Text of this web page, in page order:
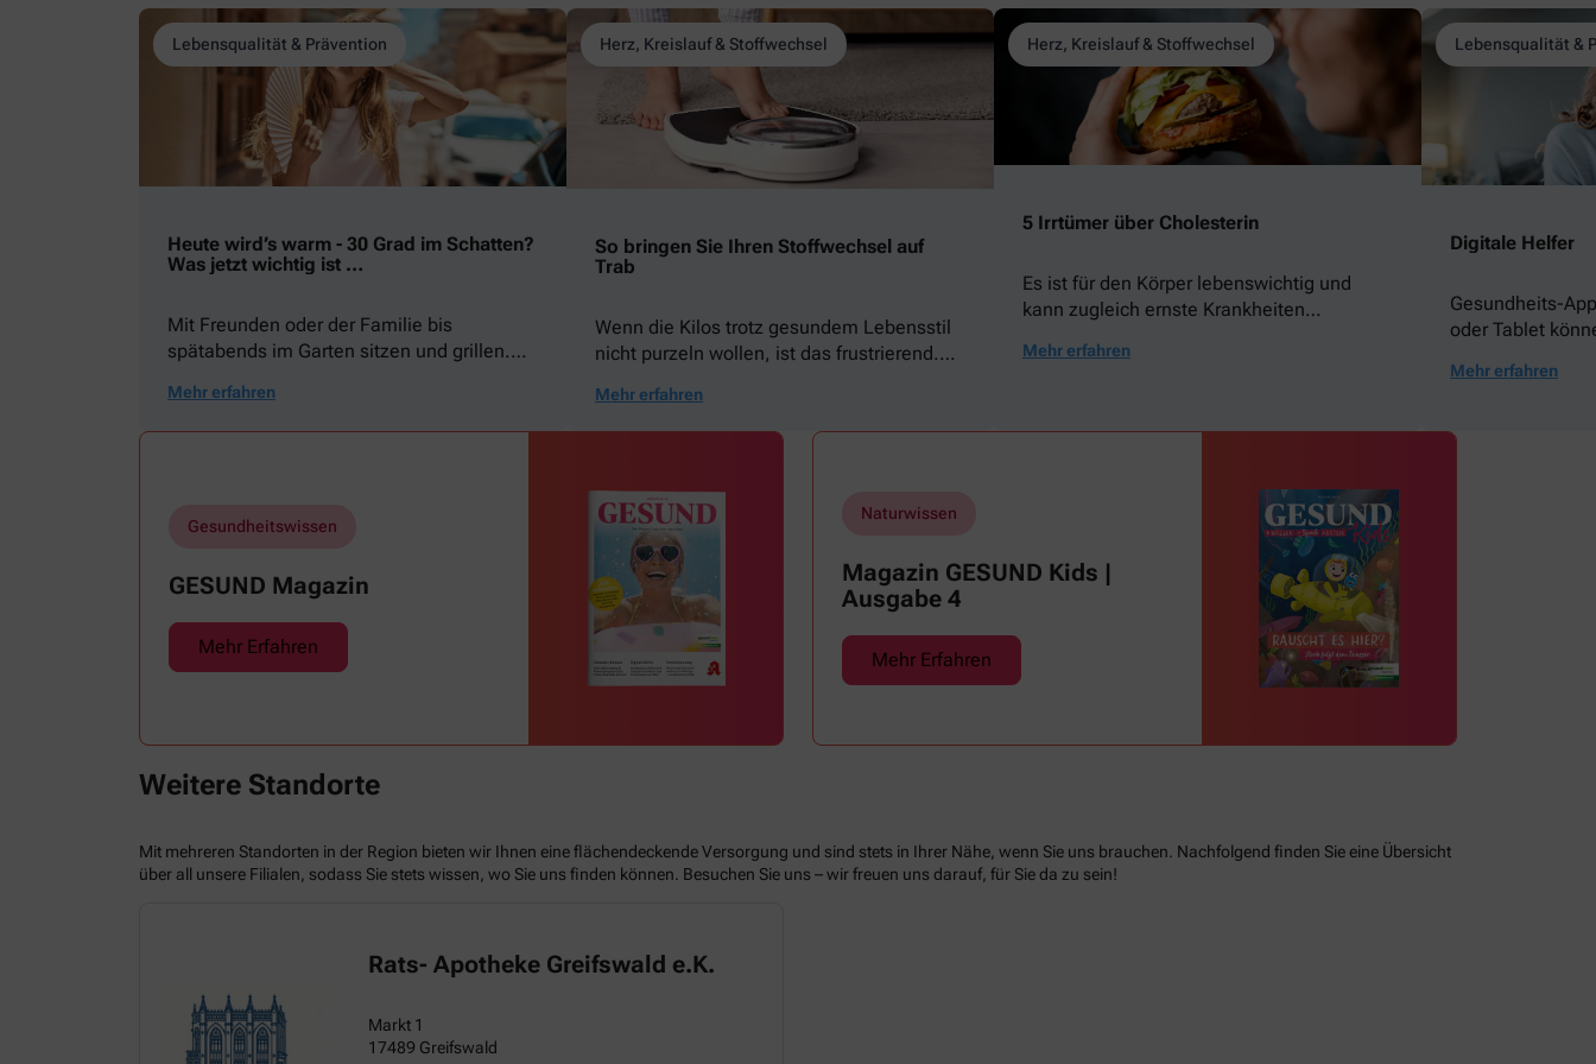
Lebensqualität & Prävention
Heute wird’s warm - 30 Grad im Schatten?
Was jetzt wichtig ist …
Mit Freunden oder der Familie bis
spätabends im Garten sitzen und grillen.
dem Paddelboot über den See gleiten oder
eine Radtour durch die blühende
zu schaffen. Wenn die Temperaturen
uns warme Tropennächte den Schlaf
erfrischenden Regenschauer und
Abkühlung.
Mehr erfahren
Herz, Kreislauf & Stoffwechsel
So bringen Sie Ihren Stoffwechsel auf
Trab
Wenn die Kilos trotz gesundem Lebensstil
nicht purzeln wollen, ist das frustrierend.
welchen Tricks Sie die Fettverbrennung in
Schwung bringen können.
Mehr erfahren
Herz, Kreislauf & Stoffwechsel
5 Irrtümer über Cholesterin
Es ist für den Körper lebenswichtig und
kann zugleich ernste Krankheiten
für mehr Verunsicherung als Cholesterin.
größten Mythen und was dahintersteckt.
Mehr erfahren
Lebensqualität &
Digitale Helfer
Gesundheits-
oder Tablet
und erklären,
Mehr erfahren
Gesundheitswissen
GESUND Magazin
Mehr Erfahren
Naturwissen
Magazin GESUND Kids |
Ausgabe 4
Mehr Erfahren
Weitere Standorte
Mit mehreren Standorten in der Region bieten wir Ihnen eine flächendeckende Versorgung und sind stets in Ihrer Nähe, wenn Sie uns brauchen. Nachfolgend finden Sie eine Übersicht
über all unsere Filialen, sodass Sie stets wissen, wo Sie uns finden können. Besuchen Sie uns – wir freuen uns darauf, für Sie da zu sein!
Rats- Apotheke Greifswald e.K.
Markt 1
17489 Greifswald